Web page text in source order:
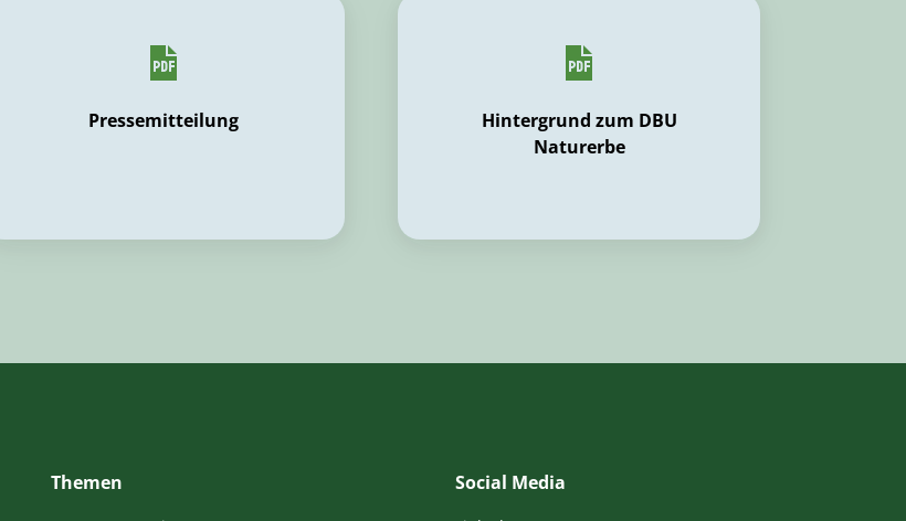
Pressemitteilung
Hintergrund zum DBU
Naturerbe
Themen Social Media